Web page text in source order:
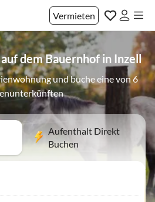
Vermieten
dem Bauernhof in Inzell
und buche eine von 6
Aufenthalt Direkt
Buchen